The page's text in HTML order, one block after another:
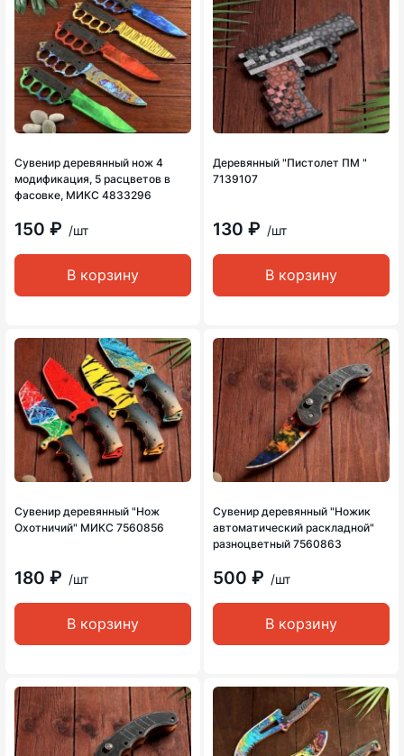
Сувенир деревянный нож 4
модификация, 5 расцветов в
фасовке, МИКС 4833296
150 ₽ /шт
В корзину
Деревянный "Пистолет ПМ "
7139107
130 ₽ /шт
В корзину
Сувенир деревянный "Нож
Охотничий" МИКС 7560856
180 ₽ /шт
В корзину
Сувенир деревянный "Ножик
автоматический раскладной"
разноцветный 7560863
500 ₽ /шт
В корзину